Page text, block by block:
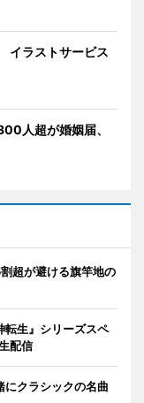
イラストサービス
人超が婚姻届、
超が避ける旗竿地の
転生』シリーズスペ
配信
にクラシックの名曲